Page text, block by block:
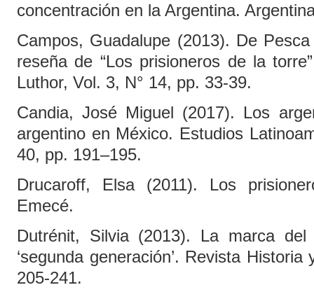
concentración en la Argentina.
Campos, Guadalupe (2013). De
reseña de “Los prisioneros de la
Luthor, Vol. 3, N° 14, pp. 33-39.
Candia, José Miguel (2017). Los
argentino en México. Estudios
40, pp. 191–195.
Drucaroff, Elsa (2011). Los
Emecé.
Dutrénit, Silvia (2013). La marca
‘segunda generación’. Revista
205-241.